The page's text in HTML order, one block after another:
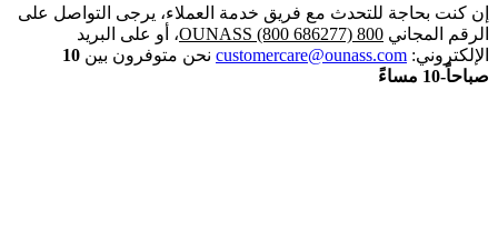
إن كنت بحاجة للتحدث مع فريق خدمة العملاء، يرجى التواصل على
الرقم المجاني 800 OUNASS (800 686277)
، أو على البريد
الإلكتروني: customercare@ounass.com نحن متوفرون بين 10
صباحاً-10 مساءً